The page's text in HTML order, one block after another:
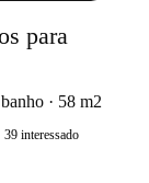
para
58 m2
39 interessado